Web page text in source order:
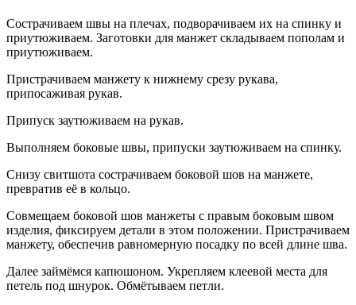
Сострачиваем швы на плечах, подворачиваем их на спинку и
приутюживаем. Заготовки для манжет складываем пополам и
приутюживаем.
Пристрачиваем манжету к нижнему срезу рукава,
припосаживая рукав.
Припуск заутюживаем на рукав.
Выполняем боковые швы, припуски заутюживаем на спинку.
Снизу свитшота сострачиваем боковой шов на манжете,
превратив её в кольцо.
Совмещаем боковой шов манжеты с правым боковым швом
изделия, фиксируем детали в этом положении. Пристрачиваем
манжету, обеспечив равномерную посадку по всей длине шва.
Далее займёмся капюшоном. Укрепляем клеевой места для
петель под шнурок. Обмётываем петли.